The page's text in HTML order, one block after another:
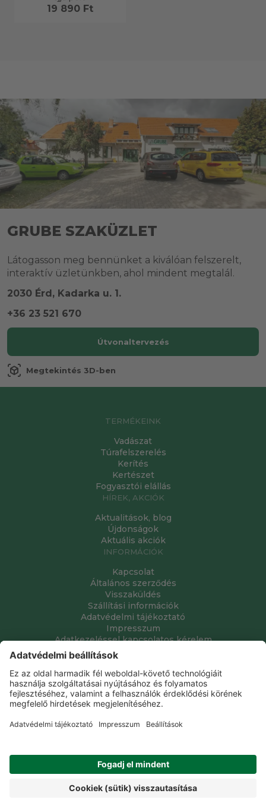
19 890 Ft
GRUBE SZAKÜZLET
Látogasson meg bennünket a kiválóan felszerelt,
interaktív üzletünkben, ahol mindent megtalál.
2030 Érd, Kadarka u. 1.
+36 23 521 670
Útvonaltervezés
view_in_ar Megtekintés 3D-ben
TERMÉKEINK
Vadászat
Túrafelszerelés
Kerítés
Kertészet
Fogyasztói elállás
HÍREK, AKCIÓK
Aktualitások, blog
Újdonságok
Aktuális akciók
INFORMÁCIÓK
Kapcsolat
Általános szerződés
Visszaküldés
Szállítási információk
Adatvédelmi tájékoztató
Impresszum
Adatkezeléssel kapcsolatos kérelem
Grube Kft. © 2009 - 2026. Minden jog fenntartva. All rights
reserved.
Tervezte és készítette:
Vision-Software, az Octopus 8 ERP